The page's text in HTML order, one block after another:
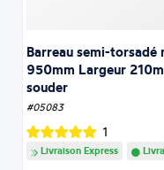
Barreau semi-
950mm Largeur
souder
#05083
1
Livraison Express